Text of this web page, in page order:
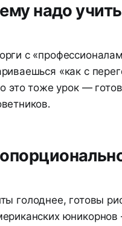
надо
с
«как с
это тоже урок —
голоднее, готовы